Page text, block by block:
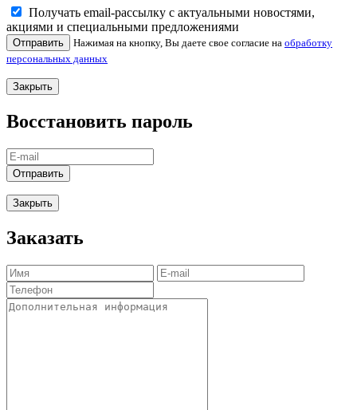
Получать email-рассылку с актуальными новостями,
акциями и специальными предложениями
Отправить Нажимая на кнопку, Вы даете свое согласие на обработку
персональных данных
Закрыть
Восстановить пароль
Отправить
Закрыть
Заказать